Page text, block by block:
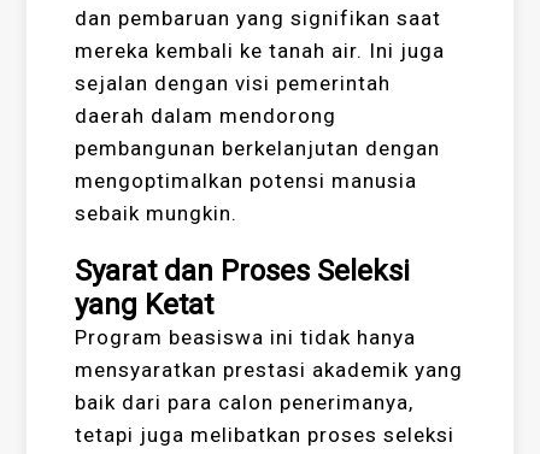
dan pembaruan yang signifikan saat
mereka kembali ke tanah air. Ini juga
sejalan dengan visi pemerintah
daerah dalam mendorong
pembangunan berkelanjutan dengan
mengoptimalkan potensi manusia
sebaik mungkin.
Syarat dan Proses Seleksi
yang Ketat
Program beasiswa ini tidak hanya
mensyaratkan prestasi akademik yang
baik dari para calon penerimanya,
tetapi juga melibatkan proses seleksi